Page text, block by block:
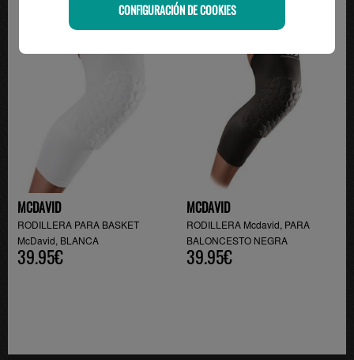
MCDAVID
RODILLERA PARA BASKET
McDavid, BLANCA
39.95€
MCDAVID
RODILLERA Mcdavid, PARA
BALONCESTO NEGRA
39.95€
CONFIGURACIÓN DE COOKIES